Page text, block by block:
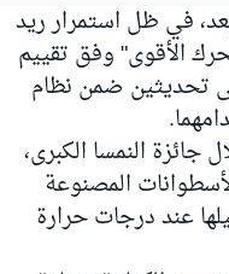
في ظل استمرار ريد
الأقوى" وفق تقييم
تحديثين ضمن نظام
النمسا الكبرى،
المصنوعة
عند درجات حرارة